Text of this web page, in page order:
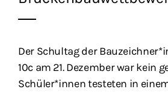
Der Schultag der
10c am 21. Dezember war kein
Schüler*innen testeten in